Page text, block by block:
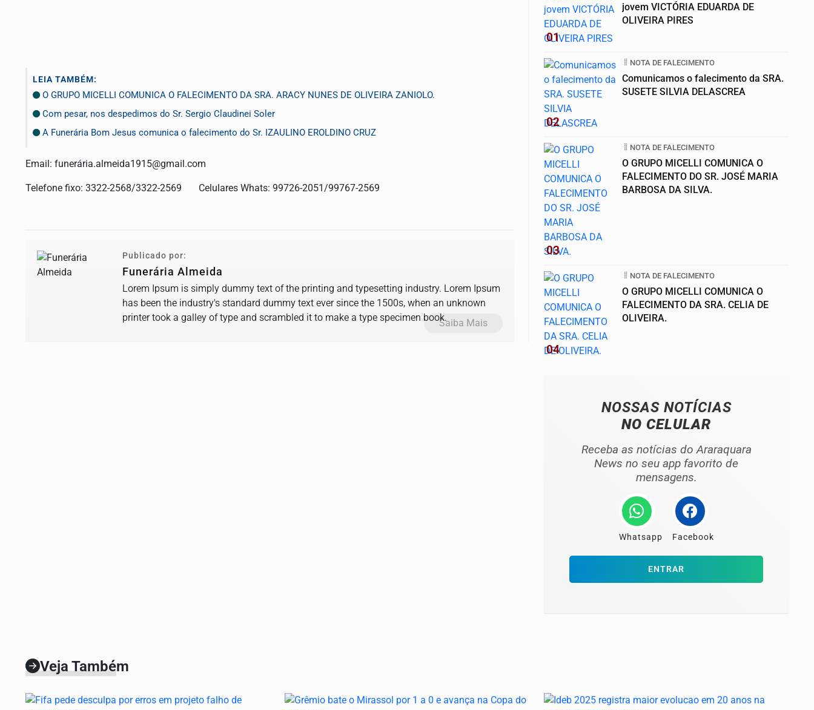
LEIA TAMBÉM:
O GRUPO MICELLI COMUNICA O FALECIMENTO DA SRA. ARACY NUNES DE OLIVEIRA ZANIOLO.
Com pesar, nos despedimos do Sr. Sergio Claudinei Soler
A Funerária Bom Jesus comunica o falecimento do Sr. IZAULINO EROLDINO CRUZ
Email: funerária.almeida1915@gmail.com
Telefone fixo: 3322-2568/3322-2569 Celulares Whats: 99726-2051/99767-2569
Publicado por:
Funerária Almeida
Lorem Ipsum is simply dummy text of the printing and typesetting industry. Lorem Ipsum
has been the industry's standard dummy text ever since the 1500s, when an unknown
printer took a galley of type and scrambled it to make a type specimen book.Saiba Mais
01
jovem VICTÓRIA EDUARDA DE
OLIVEIRA PIRES
02
NOTA DE FALECIMENTO
Comunicamos o falecimento da SRA.
SUSETE SILVIA DELASCREA
03
NOTA DE FALECIMENTO
O GRUPO MICELLI COMUNICA O
FALECIMENTO DO SR. JOSÉ MARIA
BARBOSA DA SILVA.
04
NOTA DE FALECIMENTO
O GRUPO MICELLI COMUNICA O
FALECIMENTO DA SRA. CELIA DE
OLIVEIRA.
NOSSAS NOTÍCIAS
NO CELULAR
Receba as notícias do Araraquara
News no seu app favorito de
mensagens.
Whatsapp Facebook
ENTRAR
Veja Também